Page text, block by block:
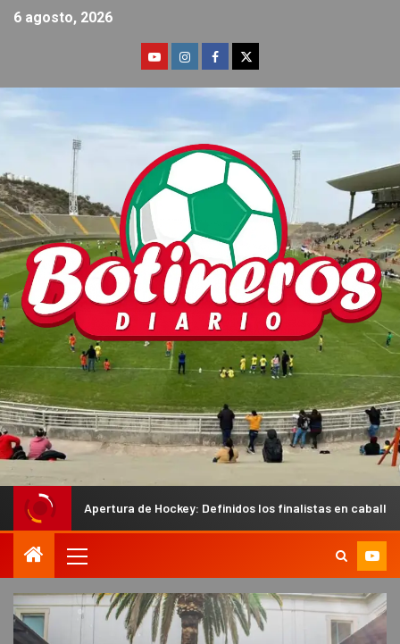
6 agosto, 2026
de Hockey: Definidos los finalistas en caballeros y los